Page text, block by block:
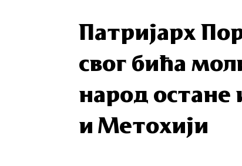
Патријарх
свог бића
народ остане
и Метохији